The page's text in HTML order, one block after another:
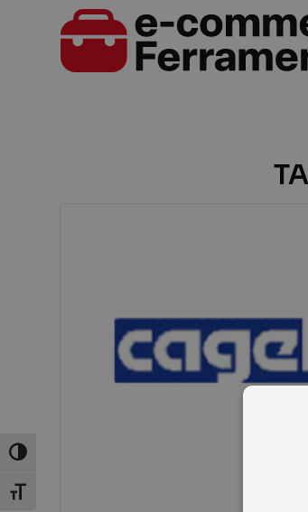
Attiva/disattiva alto contrasto
Attiva/disattiva dimensione testo